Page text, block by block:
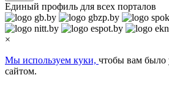
Единый профиль для всех порталов
×
Мы используем куки, чтобы вам было
сайтом.